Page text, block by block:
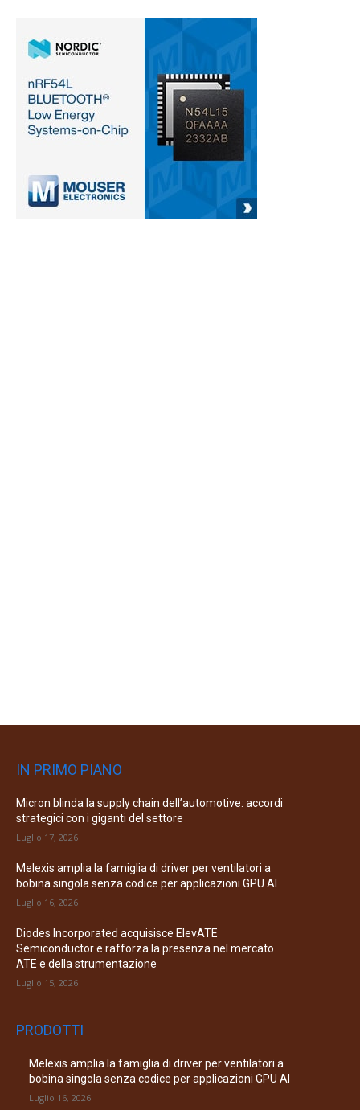
IN PRIMO PIANO
Micron blinda la supply chain dell’automotive: accordi
strategici con i giganti del settore
Luglio 17, 2026
Melexis amplia la famiglia di driver per ventilatori a
bobina singola senza codice per applicazioni GPU AI
Luglio 16, 2026
Diodes Incorporated acquisisce ElevATE
Semiconductor e rafforza la presenza nel mercato
ATE e della strumentazione
Luglio 15, 2026
PRODOTTI
Melexis amplia la famiglia di driver per ventilatori a
bobina singola senza codice per applicazioni GPU AI
Luglio 16, 2026